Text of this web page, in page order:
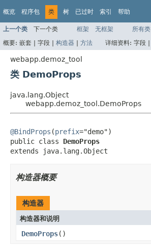
概览 程序包 类 树 已过时 索引 帮助
上一个类 下一个类 框架 无框架
所有类
概要: 嵌套 | 字段 | 构造器 | 方法 详细资料: 字段 |
webapp.demoz_tool
类 DemoProps
java.lang.Object
webapp.demoz_tool.DemoProps
@BindProps (prefix="demo")
public class DemoProps
extends java.lang.Object
构造器概要
构造器
构造器和说明
DemoProps()